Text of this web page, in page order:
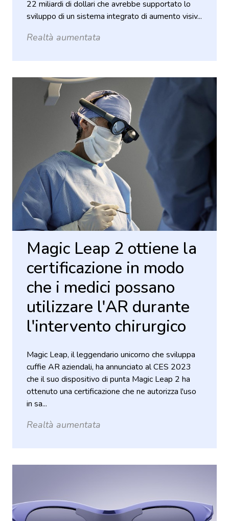
22 miliardi di dollari che avrebbe supportato lo
sviluppo di un sistema integrato di aumento visiv...
Realtà aumentata
Magic Leap 2 ottiene la
certificazione in modo
che i medici possano
utilizzare l'AR durante
l'intervento chirurgico
Magic Leap, il leggendario unicorno che sviluppa
cuffie AR aziendali, ha annunciato al CES 2023
che il suo dispositivo di punta Magic Leap 2 ha
ottenuto una certificazione che ne autorizza l'uso
in sa...
Realtà aumentata